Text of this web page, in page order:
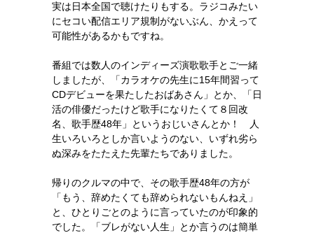
実は日本全国で聴けたりもする。ラジコみたい
にセコい配信エリア規制がないぶん、かえって
可能性があるかもですね。
番組では数人のインディーズ演歌歌手とご一緒
しましたが、「カラオケの先生に15年間習って
CDデビューを果たしたおばあさん」とか、「日
活の俳優だったけど歌手になりたくて８回改
名、歌手歴48年」というおじいさんとか！ 人
生いろいろとしか言いようのない、いずれ劣ら
ぬ深みをたたえた先輩たちでありました。
帰りのクルマの中で、その歌手歴48年の方が
「もう、辞めたくても辞められないもんねえ」
と、ひとりごとのように言っていたのが印象的
でした。「ブレがない人生」とか言うのは簡単